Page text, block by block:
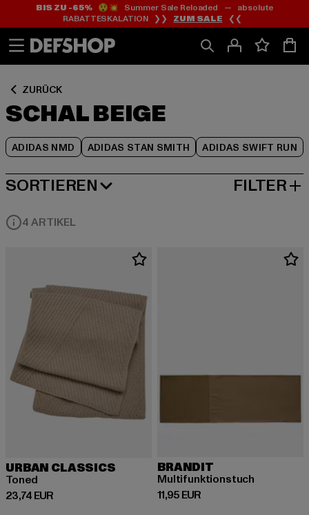
Zum
Inhalt
springen
Zum
Fußzeile
springen
BIS ZU -65%😲💥 Summer Sale Reloaded — absolute
RABATTESKALATION ❯❯ ZUM SALE ❮❮
ZURÜCK
SCHAL BEIGE
ADIDAS NMD ADIDAS STAN SMITH ADIDAS SWIFT RUN
Zum
Produktraster
springen
SORTIEREN
BELIEBTESTE FILTER
4 ARTIKEL
URBAN CLASSICS
Toned
23,74 EUR
Derzeitiger Preis: 23,74 EUR
BRANDIT
Multifunktionstuch
11,95 EUR
Derzeitiger Preis: 11,95 EUR